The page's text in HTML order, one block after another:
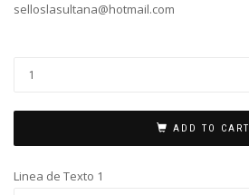
selloslasultana@hotmail.com
(64x40
quantity
ADD TO CART
Linea de Texto 1